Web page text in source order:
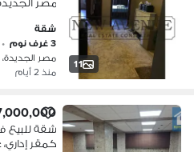
11
شقة
3 غرف نوم
•
مصر الجديدة،
منذ 2 أيام
7,000,000
شقة للبيع
كمقر